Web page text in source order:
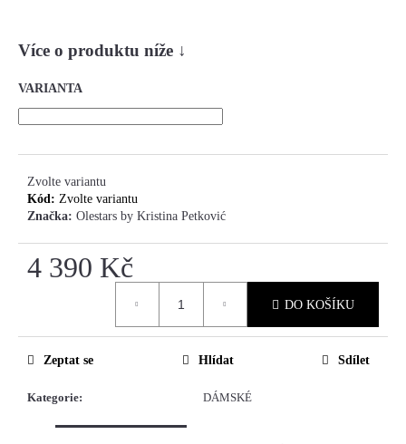
Více o produktu níže ↓
VARIANTA
Zvolte variantu
Kód: Zvolte variantu
Značka: Olestars by Kristina Petković
4 390 Kč
DO KOŠÍKU
Kategorie: DÁMSKÉ
Zeptat se Hlídat Sdílet
M